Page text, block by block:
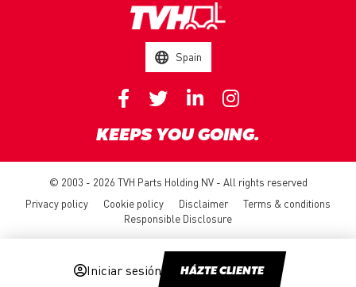
Iniciar sesión HÁZTE CLIENTE
Spain
KEEPS YOU GOING.
© 2003 - 2026 TVH Parts Holding NV - All rights reserved
Privacy policy
Cookie policy Disclaimer
Terms & conditions
Responsible Disclosure